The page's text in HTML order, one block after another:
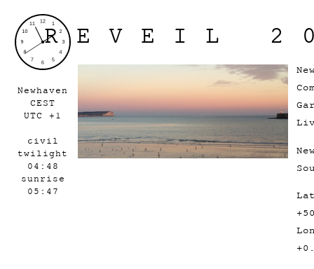
Newhaven
CEST
UTC +1
civil
twilight
04:48
sunrise
05:47
REVEIL